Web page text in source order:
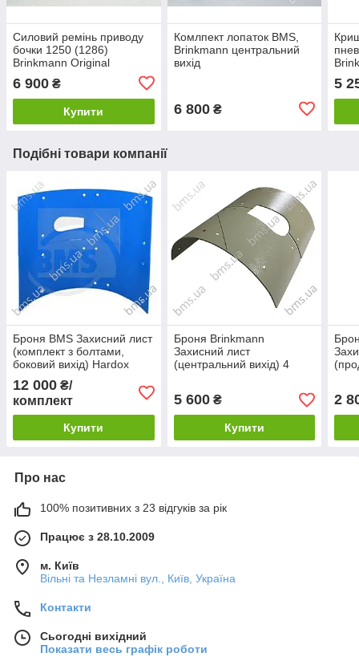
Силовий ремінь приводу
бочки 1250 (1286)
Brinkmann Original
6 900 ₴
Купити
Комлпект лопаток BMS,
Brinkmann центральний
вихід
6 800₴
5
Подібні товари компанії
Броня BMS Захисний лист
(комплект з болтами,
боковий вихід) Hardox
12 000 ₴/
комплект
Купити
Броня Brinkmann
Захисний лист
(центральний вихід) 4
5 600₴
Купити
2
Про нас
100% позитивних з 23 відгуків за рік
Працює з 28.10.2009
м. Київ
Вільні та Незламні вул., Київ, Україна
Контакти
Сьогодні вихідний
Показати весь графік роботи